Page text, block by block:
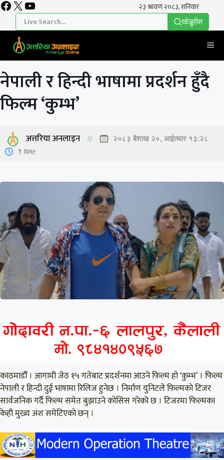
Skip
content
Facebook
X YouTube
खाेज्नुहाेस
नेपाली र हिन्दी भाषामा प्रदर्शन हुँदै
फिल्म ‘कुम्भ’
अत्तरिया अनलाइन २०८३ बैशाख २०, आईतवार १३:२८
1 मिनेट
काठमाडौँ । आगामी जेठ १५ गतेबाट प्रदर्शनमा आउने फिल्म हो ‘कुम्भ’ । फिल्म
नेपाली र हिन्दी दुई भाषामा रिलिज हुनेछ । निर्माण युनिटले फिल्मको टिजर
सार्वजनिक गर्दै फिल्म समेत बुझाउने कोसिस गरेको छ । टिजरमा फिल्मका
केही मुख्य अंश समेटिएको छन् ।